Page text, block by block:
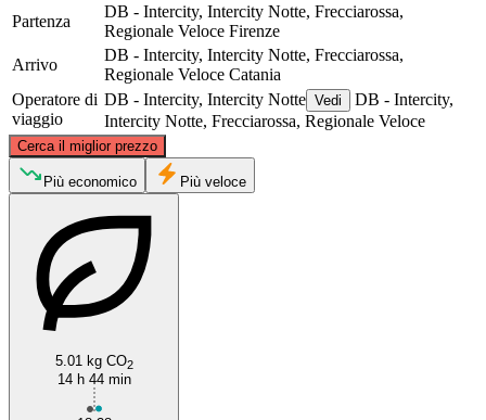
Partenza
DB - Intercity, Intercity Notte, Frecciarossa,
Regionale Veloce Firenze
Arrivo
DB - Intercity, Intercity Notte, Frecciarossa,
Regionale Veloce Catania
Operatore di
viaggio
DB - Intercity, Intercity Notte Vedi
DB - Intercity,
Intercity Notte, Frecciarossa, Regionale Veloce
Cerca il miglior prezzo
Florence
©CARTO, ©OpenStreetMap contributors
Più economico Più veloce
5.01 kg CO2
14 h 44 min